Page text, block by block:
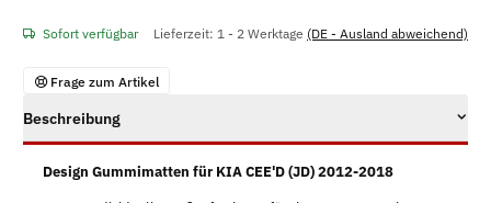
Sofort verfügbar Lieferzeit: 1 - 2 Werktage (DE - Ausland abweichend)
Frage zum Artikel
Beschreibung
Design Gummimatten für KIA CEE'D (JD) 2012-2018